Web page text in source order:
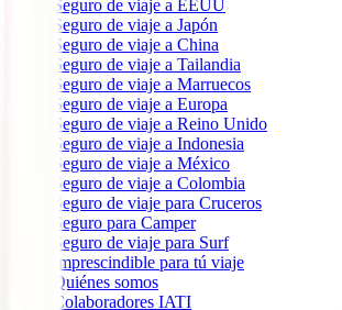
Seguro de viaje a EEUU
Seguro de viaje a Japón
Seguro de viaje a China
Seguro de viaje a Tailandia
Seguro de viaje a Marruecos
Seguro de viaje a Europa
Seguro de viaje a Reino Unido
Seguro de viaje a Indonesia
Seguro de viaje a México
Seguro de viaje a Colombia
Seguro de viaje para Cruceros
Seguro para Camper
Seguro de viaje para Surf
Imprescindible para tú viaje
Quiénes somos
Colaboradores IATI